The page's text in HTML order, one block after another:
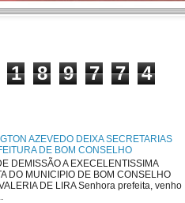
1 8 9 7 7 4
AZEVEDO DEIXA SECRETARIAS
DE BOM CONSELHO
DEMISSÃO A EXECELENTISSIMA
DO MUNICIPIO DE BOM CONSELHO
DE LIRA Senhora prefeita, venho